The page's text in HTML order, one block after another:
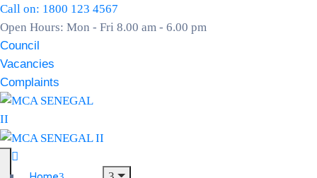
Call on: 1800 123 4567
Open Hours: Mon - Fri 8.00 am - 6.00 pm
Council
Vacancies
Complaints